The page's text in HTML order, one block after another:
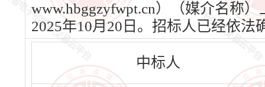
www.hbggzyfwpt.cn）（媒介名称
2025年10月20日。招标人已经依
中标人